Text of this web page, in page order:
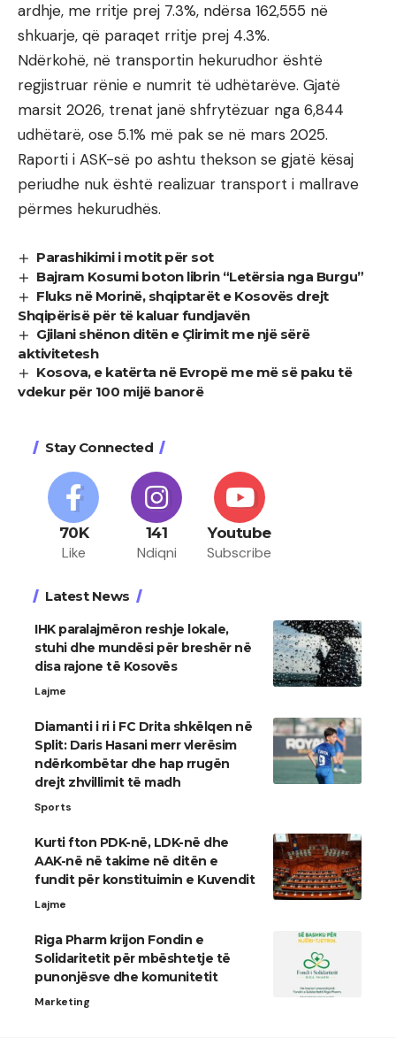
ardhje, me rritje prej 7.3%, ndërsa 162,555 në
shkuarje, që paraqet rritje prej 4.3%.
Ndërkohë, në transportin hekurudhor është
regjistruar rënie e numrit të udhëtarëve. Gjatë
marsit 2026, trenat janë shfrytëzuar nga 6,844
udhëtarë, ose 5.1% më pak se në mars 2025.
Raporti i ASK-së po ashtu thekson se gjatë kësaj
periudhe nuk është realizuar transport i mallrave
përmes hekurudhës.
Parashikimi i motit për sot
Bajram Kosumi boton librin “Letërsia nga Burgu”
Fluks në Morinë, shqiptarët e Kosovës drejt
Shqipërisë për të kaluar fundjavën
Gjilani shënon ditën e Çlirimit me një sërë
aktivitetesh
Kosova, e katërta në Evropë me më së paku të
vdekur për 100 mijë banorë
Stay Connected
70K
Like
141
Ndiqni
Youtube
Subscribe
Latest News
IHK paralajmëron reshje lokale,
stuhi dhe mundësi për breshër në
disa rajone të Kosovës
Lajme
Diamanti i ri i FC Drita shkëlqen në
Split: Daris Hasani merr vlerësim
ndërkombëtar dhe hap rrugën
drejt zhvillimit të madh
Sports
Kurti fton PDK-në, LDK-në dhe
AAK-në në takime në ditën e
fundit për konstituimin e Kuvendit
Lajme
Riga Pharm krijon Fondin e
Solidaritetit për mbështetje të
punonjësve dhe komunitetit
Marketing